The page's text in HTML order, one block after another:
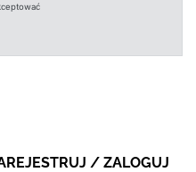
/ ZALOGUJ